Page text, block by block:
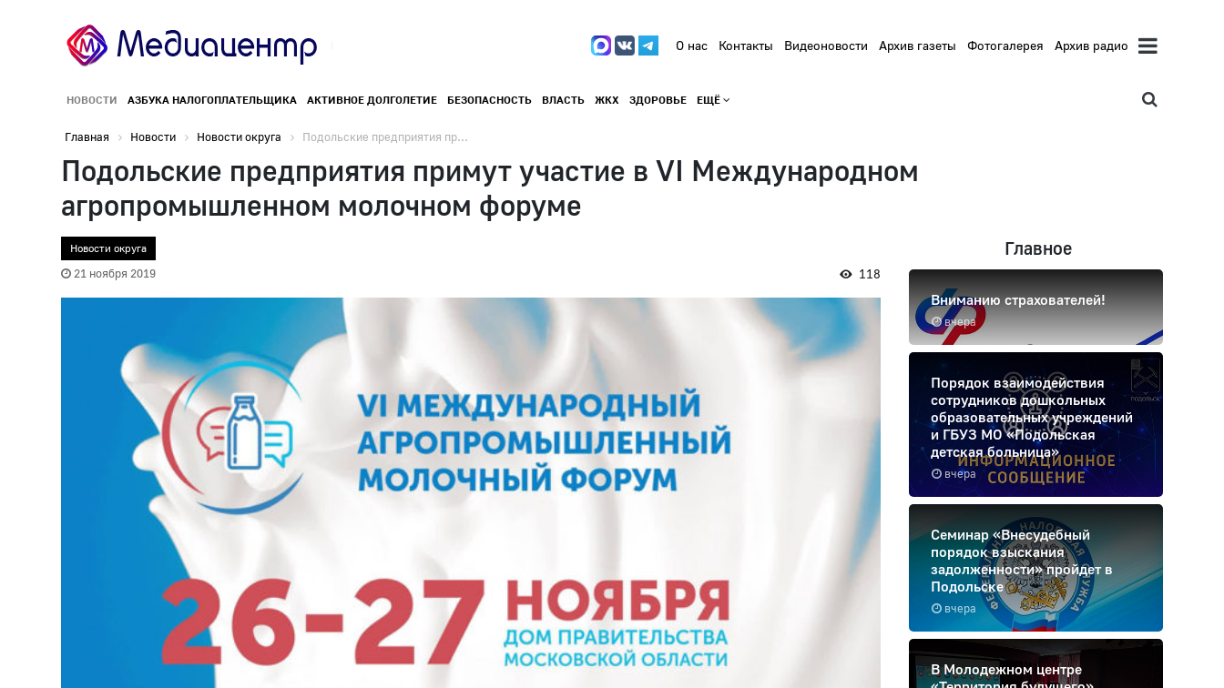
О нас Контакты Видеоновости Архив газеты Фотогалерея Архив радио
НОВОСТИ АЗБУКА НАЛОГОПЛАТЕЛЬЩИКА АКТИВНОЕ ДОЛГОЛЕТИЕ БЕЗОПАСНОСТЬ ВЛАСТЬ ЖКХ ЗДОРОВЬЕ ЕЩЁ
Главная Новости Новости округа Подольские предприятия пр...
Подольские предприятия примут участие в VI Международном
агропромышленном молочном форуме
Новости округа
21 ноября 2019 118
Главное
вчера
Вниманию страхователей!
вчера
Порядок взаимодействия
сотрудников дошкольных
образовательных учреждений
и ГБУЗ МО «Подольская
детская больница»
вчера
Семинар «Внесудебный
порядок взыскания
задолженности» пройдет в
Подольске
В Молодежном центре